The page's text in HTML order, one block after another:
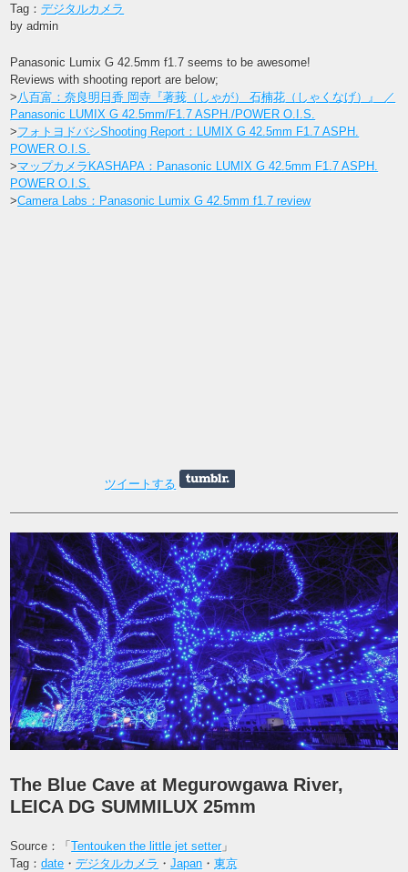
Tag：デジタルカメラ
by admin
Panasonic Lumix G 42.5mm f1.7 seems to be awesome!
Reviews with shooting report are below;
> 八百富：奈良明日香 岡寺『著莪（しゃが） 石楠花（しゃくなげ）』 ／
Panasonic LUMIX G 42.5mm/F1.7 ASPH./POWER O.I.S.
>フォトヨドバシShooting Report：LUMIX G 42.5mm F1.7 ASPH.
POWER O.I.S.
>マップカメラKASHAPA：Panasonic LUMIX G 42.5mm F1.7 ASPH.
POWER O.I.S.
>Camera Labs：Panasonic Lumix G 42.5mm f1.7 review
ツイートする
The Blue Cave at Megurowgawa River,
LEICA DG SUMMILUX 25mm
Source：「Tentouken the little jet setter」
Tag：date ・デジタルカメラ ・Japan ・東京